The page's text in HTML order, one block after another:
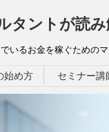
タントが読
いるお金を稼ぐための
始め方 セミナー講